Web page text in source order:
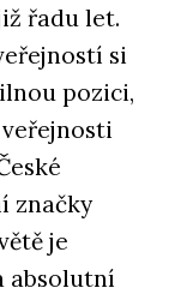
řadu let.
si
pozici,
značky
je
absolutní